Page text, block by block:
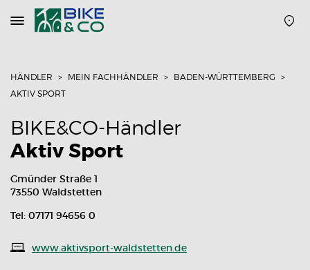
Navigation
öffnen
HÄNDLER MEIN FACHHÄNDLER
BADEN-WÜRTTEMBERG
AKTIV SPORT
BIKE&CO-Händler
Aktiv Sport
Gmünder Straße 1
73550 Waldstetten
Tel: 07171 94656 0
www.aktivsport-waldstetten.de